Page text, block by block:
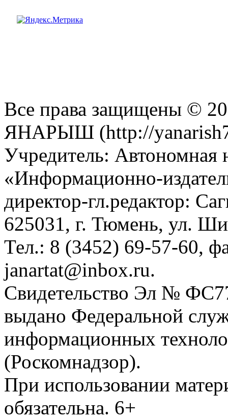
Все права защищены ©
ЯНАРЫШ (http://
Учредитель: Автономная
«Информационно-
директор-гл.редактор:
625031, г. Тюмень, ул.
Тел.: 8 (3452) 69-57-60,
janartat@inbox.ru.
Свидетельство Эл №
выдано Федеральной
информационных
(Роскомнадзор).
При использовании
обязательна. 6+